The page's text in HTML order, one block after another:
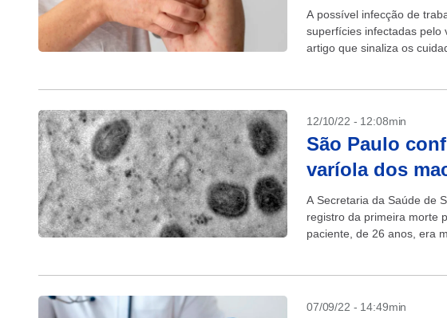
A possível infecção de
superfícies infectadas pelo
artigo que sinaliza os
12/10/22 - 12:08min
São Paulo
varíola dos
A Secretaria da Saúde de
registro da primeira morte
paciente, de 26 anos, era
07/09/22 - 14:49min